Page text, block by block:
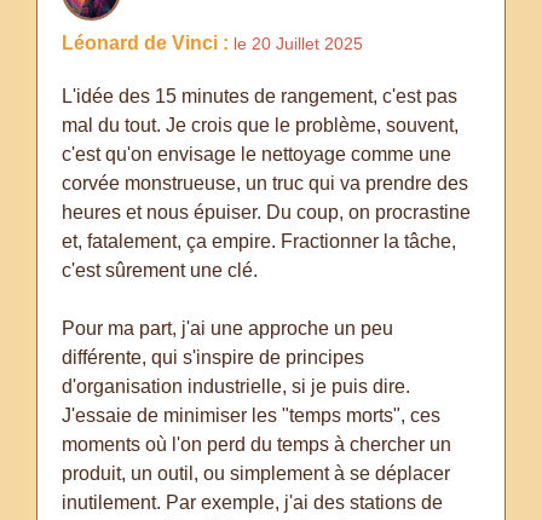
Léonard de Vinci : le 20 Juillet 2025
L'idée des 15 minutes de rangement, c'est pas
mal du tout. Je crois que le problème, souvent,
c'est qu'on envisage le nettoyage comme une
corvée monstrueuse, un truc qui va prendre des
heures et nous épuiser. Du coup, on procrastine
et, fatalement, ça empire. Fractionner la tâche,
c'est sûrement une clé.
Pour ma part, j'ai une approche un peu
différente, qui s'inspire de principes
d'organisation industrielle, si je puis dire.
J'essaie de minimiser les "temps morts", ces
moments où l'on perd du temps à chercher un
produit, un outil, ou simplement à se déplacer
inutilement. Par exemple, j'ai des stations de